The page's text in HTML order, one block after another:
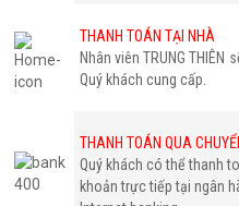
THANH TOÁN TẠI NHÀ
Nhân viên TRUNG
Quý khách cung cấp.
THANH TOÁN QUA
Quý khách có thể thanh
khoản trực tiếp tại ngân